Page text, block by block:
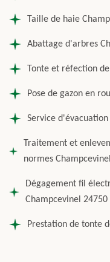
Taille de haie
Abattage d'arbres
Tonte et réfection
Pose de gazon en
Service
Traitement et
normes
Dégagement fil
Champcevinel 24750
Prestation de tonte